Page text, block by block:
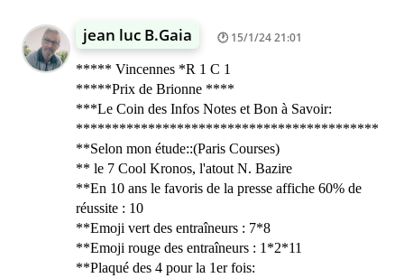
jean luc B.Gaia 15/1/24 21:01
***** Vincennes *R 1 C 1
*****Prix de Brionne ****
***Le Coin des Infos Notes et Bon à Savoir:
******************************************
**Selon mon étude::(Paris Courses)
** le 7 Cool Kronos, l'atout N. Bazire
**En 10 ans le favoris de la presse affiche 60% de
réussite : 10
**Emoji vert des entraîneurs : 7*8
**Emoji rouge des entraîneurs : 1*2*11
**Plaqué des 4 pour la 1er fois: